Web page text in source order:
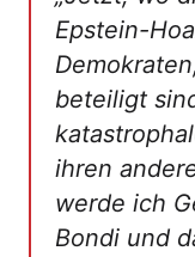
Epstein-
beteiligt
ihren
werde ich
Bondi und